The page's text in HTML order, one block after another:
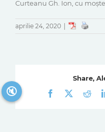
Curteanu Gh. Ion, cu
aprilie 24, 2020
Share,
Facebook
🔇